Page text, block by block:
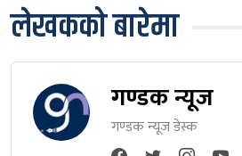
लेखकको बारेमा
गण्डक न्यूज
गण्डक न्यूज डेस्क